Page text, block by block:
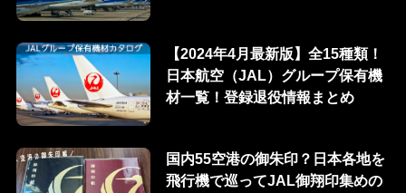
【2024年4月最新版】全15種類！
日本航空（JAL）グループ保有機
材一覧！登録退役情報まとめ
国内55空港の御朱印？日本各地を
飛行機で巡ってJAL御翔印集めの